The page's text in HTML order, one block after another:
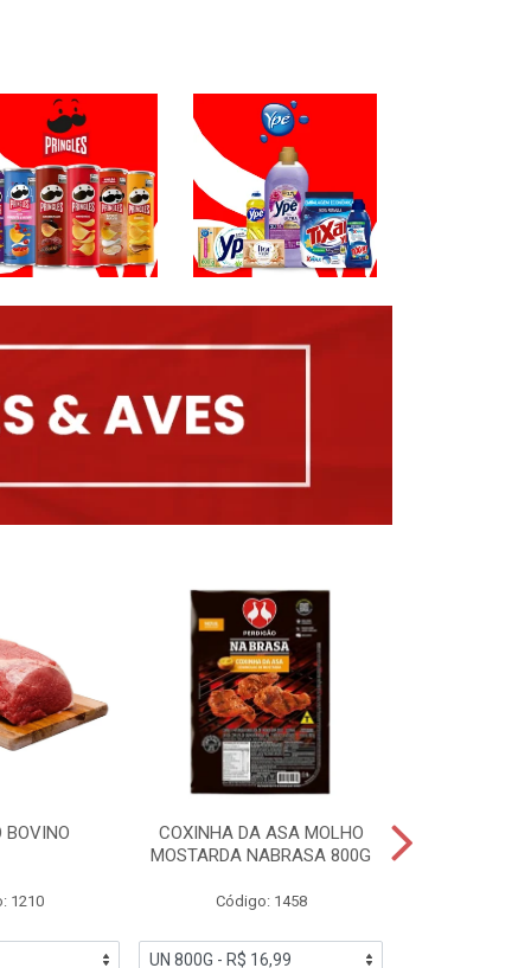
BOVINO
1210
COXINHA DA ASA MOLHO
MOSTARDA NABRASA 800G
Código: 1458